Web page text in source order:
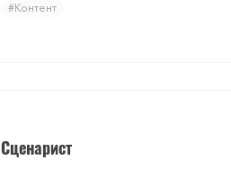
#Контент
Сценарист